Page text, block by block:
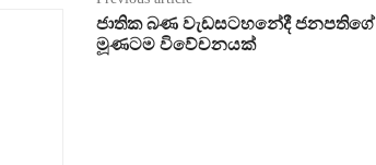
ජාතික බණ වැඩසටහනේදී ජනපතිගේ
මූණටම විවේචනයක්